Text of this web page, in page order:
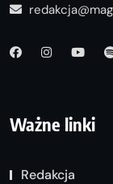
Ważne linki
Redakcja